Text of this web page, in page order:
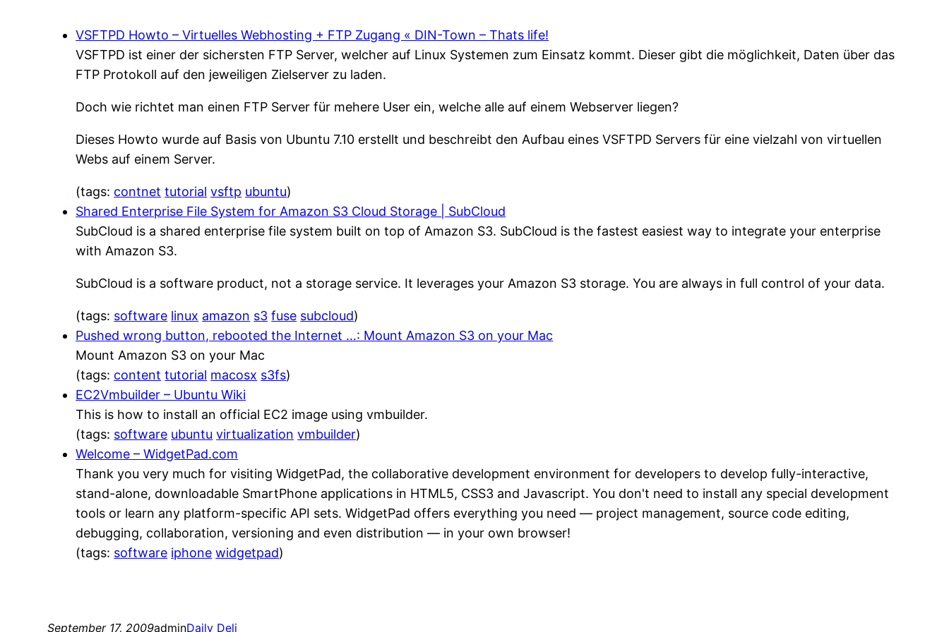
VSFTPD Howto – Virtuelles Webhosting + FTP Zugang « DIN-Town – Thats life!
VSFTPD ist einer der sichersten FTP Server, welcher auf Linux Systemen zum Einsatz kommt. Dieser gibt die möglichkeit, Daten über das
FTP Protokoll auf den jeweiligen Zielserver zu laden.
Doch wie richtet man einen FTP Server für mehere User ein, welche alle auf einem Webserver liegen?
Dieses Howto wurde auf Basis von Ubuntu 7.10 erstellt und beschreibt den Aufbau eines VSFTPD Servers für eine vielzahl von virtuellen
Webs auf einem Server.
(tags: contnet tutorial vsftp ubuntu)
Shared Enterprise File System for Amazon S3 Cloud Storage | SubCloud
SubCloud is a shared enterprise file system built on top of Amazon S3. SubCloud is the fastest easiest way to integrate your enterprise
with Amazon S3.
SubCloud is a software product, not a storage service. It leverages your Amazon S3 storage. You are always in full control of your data.
(tags: software linux amazon s3 fuse subcloud)
Pushed wrong button, rebooted the Internet …: Mount Amazon S3 on your Mac
Mount Amazon S3 on your Mac
(tags: content tutorial macosx s3fs)
EC2Vmbuilder – Ubuntu Wiki
This is how to install an official EC2 image using vmbuilder.
(tags: software ubuntu virtualization vmbuilder)
Welcome – WidgetPad.com
Thank you very much for visiting WidgetPad, the collaborative development environment for developers to develop fully-interactive,
stand-alone, downloadable SmartPhone applications in HTML5, CSS3 and Javascript. You don't need to install any special development
tools or learn any platform-specific API sets. WidgetPad offers everything you need — project management, source code editing,
debugging, collaboration, versioning and even distribution — in your own browser!
(tags: software iphone widgetpad)
September 17, 2009adminDaily Deli